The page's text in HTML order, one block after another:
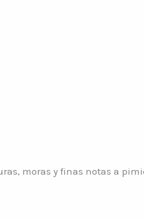
moras y finas notas a